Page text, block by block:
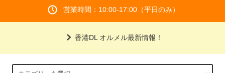
営業時間：10:00-17:00（平日のみ）
香港DL オルメル最新情報！